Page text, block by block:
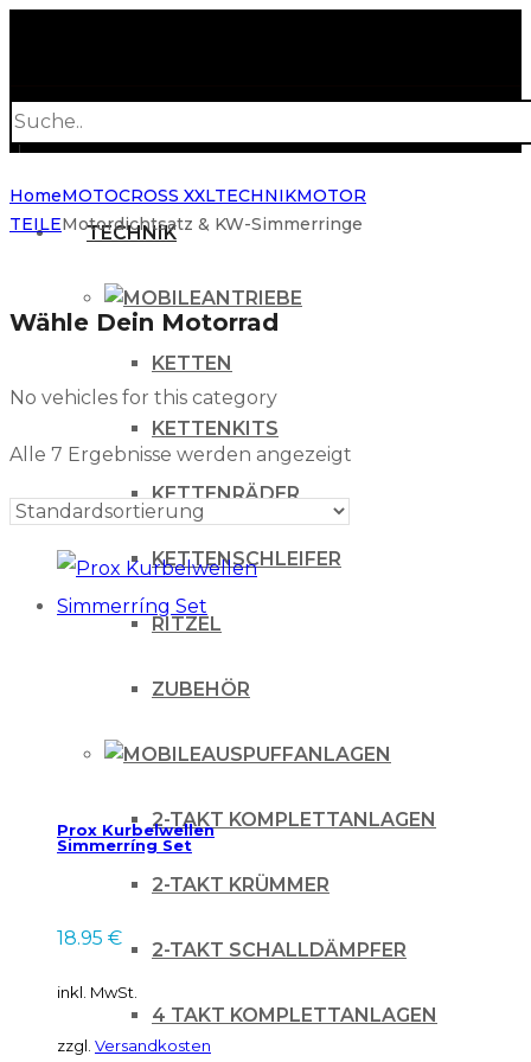
search
TECHNIK
ANTRIEBE
KETTEN
KETTENKITS
KETTENRÄDER
KETTENSCHLEIFER
RITZEL
ZUBEHÖR
AUSPUFFANLAGEN
2-TAKT KOMPLETTANLAGEN
2-TAKT KRÜMMER
2-TAKT SCHALLDÄMPFER
4 TAKT KOMPLETTANLAGEN
HomeMOTOCROSS XXLTECHNIKMOTOR
TEILEMotordichtsatz & KW-Simmerringe
Wähle Dein Motorrad
No vehicles for this category
Alle 7 Ergebnisse werden angezeigt
Prox Kurbelwellen
Simmerríng Set
18.95 €
inkl. MwSt.
zzgl. Versandkosten